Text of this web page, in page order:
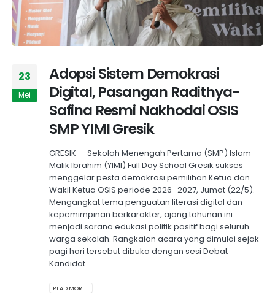
23
Mei
Adopsi Sistem Demokrasi
Digital, Pasangan Radithya-
Safina Resmi Nakhodai OSIS
SMP YIMI Gresik
GRESIK — Sekolah Menengah Pertama (SMP) Islam
Malik Ibrahim (YIMI) Full Day School Gresik sukses
menggelar pesta demokrasi pemilihan Ketua dan
Wakil Ketua OSIS periode 2026–2027, Jumat (22/5).
Mengangkat tema penguatan literasi digital dan
kepemimpinan berkarakter, ajang tahunan ini
menjadi sarana edukasi politik positif bagi seluruh
warga sekolah. Rangkaian acara yang dimulai sejak
pagi hari tersebut dibuka dengan sesi Debat
Kandidat...
READ MORE...